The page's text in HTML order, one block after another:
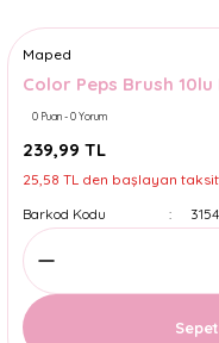
Maped
Color Peps Brush
0 Puan - 0 Yorum
239,99 TL
25,58 TL den başlayan
Barkod Kodu